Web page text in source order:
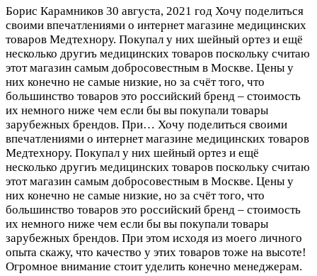
Борис Карамников 30 августа, 2021 год Хочу поделиться
своими впечатлениями о интернет магазине медицинских
товаров Медтехнору. Покупал у них шейный ортез и ещё
несколько другиъ медицинских товаров поскольку считаю
этот магазин самым добросовестным в Москве. Цены у
них конечно не самые низкие, но за счёт того, что
большинство товаров это российский бренд – стоимость
их немного ниже чем если бы вы покупали товары
зарубежных брендов. При… Хочу поделиться своими
впечатлениями о интернет магазине медицинских товаров
Медтехнору. Покупал у них шейный ортез и ещё
несколько другиъ медицинских товаров поскольку считаю
этот магазин самым добросовестным в Москве. Цены у
них конечно не самые низкие, но за счёт того, что
большинство товаров это российский бренд – стоимость
их немного ниже чем если бы вы покупали товары
зарубежных брендов. При этом исходя из моего личного
опыта скажу, что качество у этих товаров тоже на высоте!
Огромное внимание стоит уделить конечно менеджерам.